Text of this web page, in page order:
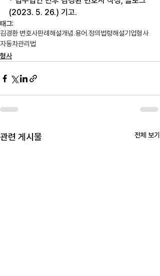
(2023. 5. 26.) 기고.
태그:
김경환 변호사판례해설개념.용어.정의 법령해설기업형사
자동차관리법
형사
관련 게시물 전체 보기